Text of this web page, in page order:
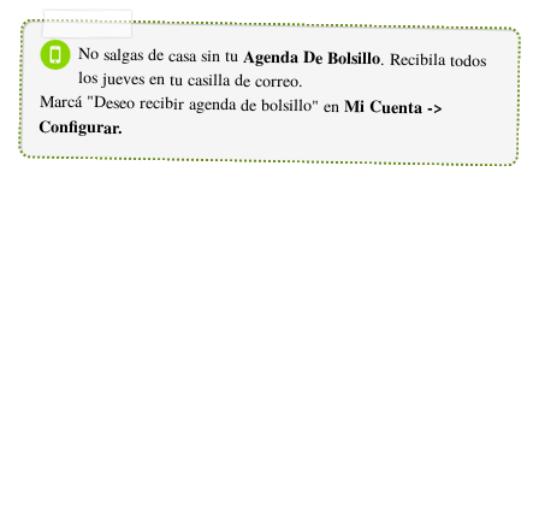
No salgas de casa sin tu Agenda De Bolsillo. Recibila todos
los jueves en tu casilla de correo.
Marcá "Deseo recibir agenda de bolsillo" en Mi Cuenta ->
Configurar.